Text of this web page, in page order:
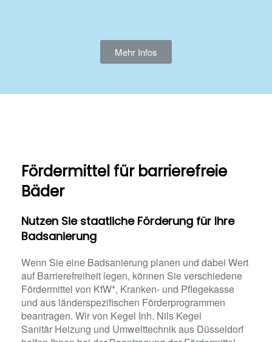
Mehr Infos
Fördermittel für barrierefreie
Bäder
Nutzen Sie staatliche Förderung für Ihre
Badsanierung
Wenn Sie eine Badsanierung planen und dabei Wert
auf Barrierefreiheit legen, können Sie verschiedene
Fördermittel von KfW*, Kranken- und Pflegekasse
und aus länderspezifischen Förderprogrammen
beantragen. Wir von Kegel Inh. Nils Kegel
Sanitär Heizung und Umwelttechnik aus Düsseldorf